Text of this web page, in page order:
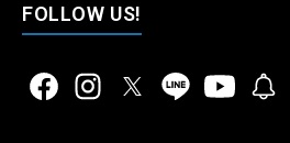
FOLLOW US!